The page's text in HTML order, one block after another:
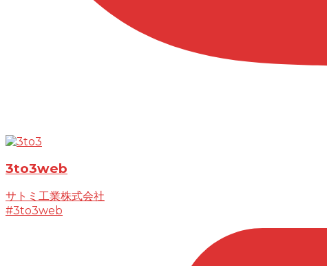
3to3web
サトミ工業株式会社
#3to3web